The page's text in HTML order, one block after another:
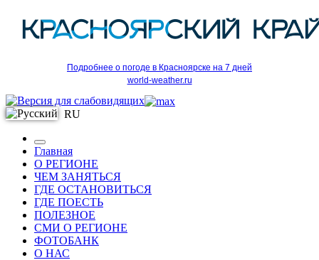
Подробнее о погоде в Красноярске на 7 дней
world-weather.ru
RU
Главная
О РЕГИОНЕ
ЧЕМ ЗАНЯТЬСЯ
ГДЕ ОСТАНОВИТЬСЯ
ГДЕ ПОЕСТЬ
ПОЛЕЗНОЕ
СМИ О РЕГИОНЕ
ФОТОБАНК
О НАС